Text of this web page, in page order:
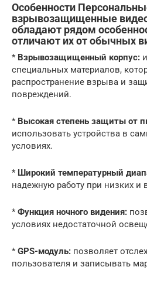
Особенности
взрывозащищенные
обладают рядом
отличают их от обычных
* Взрывозащищенный корпус:
специальных материалов,
распространение взрыва и
повреждений.
* Высокая степень защиты от
использовать устройства в
условиях.
* Широкий температурный
надежную работу при низких и
* Функция ночного видения:
условиях недостаточной
* GPS-модуль: позволяет
пользователя и записывать